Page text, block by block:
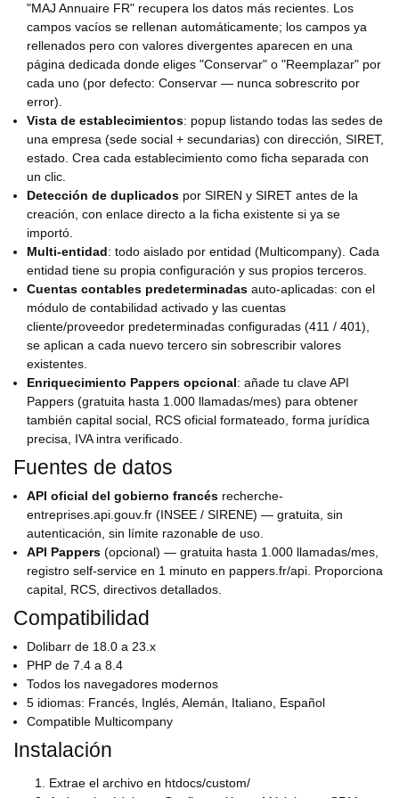
"MAJ Annuaire FR" recupera los datos más recientes. Los
campos vacíos se rellenan automáticamente; los campos ya
rellenados pero con valores divergentes aparecen en una
página dedicada donde eliges "Conservar" o "Reemplazar" por
cada uno (por defecto: Conservar — nunca sobrescrito por
error).
Vista de establecimientos: popup listando todas las sedes de
una empresa (sede social + secundarias) con dirección, SIRET,
estado. Crea cada establecimiento como ficha separada con
un clic.
Detección de duplicados por SIREN y SIRET antes de la
creación, con enlace directo a la ficha existente si ya se
importó.
Multi-entidad: todo aislado por entidad (Multicompany). Cada
entidad tiene su propia configuración y sus propios terceros.
Cuentas contables predeterminadas auto-aplicadas: con el
módulo de contabilidad activado y las cuentas
cliente/proveedor predeterminadas configuradas (411 / 401),
se aplican a cada nuevo tercero sin sobrescribir valores
existentes.
Enriquecimiento Pappers opcional: añade tu clave API
Pappers (gratuita hasta 1.000 llamadas/mes) para obtener
también capital social, RCS oficial formateado, forma jurídica
precisa, IVA intra verificado.
Fuentes de datos
API oficial del gobierno francés recherche-
entreprises.api.gouv.fr (INSEE / SIRENE) — gratuita, sin
autenticación, sin límite razonable de uso.
API Pappers (opcional) — gratuita hasta 1.000 llamadas/mes,
registro self-service en 1 minuto en pappers.fr/api. Proporciona
capital, RCS, directivos detallados.
Compatibilidad
Dolibarr de 18.0 a 23.x
PHP de 7.4 a 8.4
Todos los navegadores modernos
5 idiomas: Francés, Inglés, Alemán, Italiano, Español
Compatible Multicompany
Instalación
Extrae el archivo en htdocs/custom/